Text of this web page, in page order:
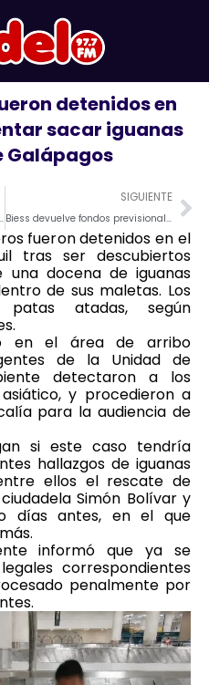
detenidos en
sacar iguanas
Galápagos
en el aeropuerto de Guayaquil
SIGUIENTE
Biess devuelve fondos previsionales y busca fortalecer créditos para afiliados.
fueron detenidos en el
tras ser descubiertos
docena de iguanas
de sus maletas. Los
atadas, según
en el área de arribo
de la Unidad de
detectaron a los
y procedieron a
para la audiencia de
si este caso tendría
hallazgos de iguanas
ellos el rescate de
Simón Bolívar y
días antes, en el que
informó que ya se
correspondientes
penalmente por